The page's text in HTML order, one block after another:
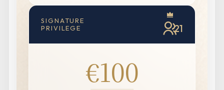
SIGNATURE
PRIVILEGE
21
€100